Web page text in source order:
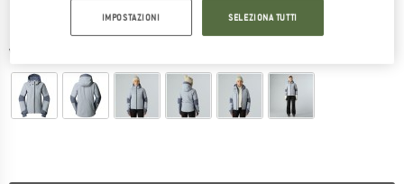
Viste dettagliate
IMPOSTAZIONI SELEZIONA TUTTI